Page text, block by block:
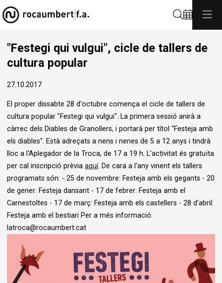
"Festegi qui vulgui", cicle de tallers de
cultura popular
27.10.2017
El proper dissabte 28 d'octubre comença el cicle de tallers de
cultura popular "Festegi qui vulgui". La primera sessió anirà a
càrrec dels Diables de Granollers, i portarà per títol "Festeja amb
els diables". Està adreçats a nens i nenes de 5 a 12 anys i tindrà
lloc a l'Aplegador de la Troca, de 17 a 19 h. L'activitat és gratuïta
per cal inscripció prèviaaquí. De cara a l'any vinent els tallers
programats són: - 25 de novembre: Festeja amb els gegants - 20
de gener: Festeja dansant - 17 de febrer: Festeja amb el
Carnestoltes - 17 de març: Festeja amb els castellers - 28 d'abril:
Festeja amb el bestiari Per a més informació:
latroca@rocaumbert.cat